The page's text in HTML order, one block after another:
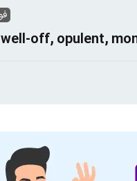
off, opulent,